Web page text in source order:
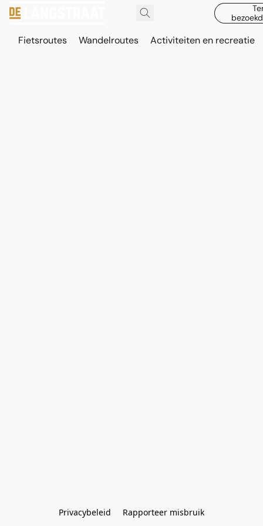
Fietsroutes Wandelroutes Activiteiten en recreatie
Privacybeleid Rapporteer misbruik